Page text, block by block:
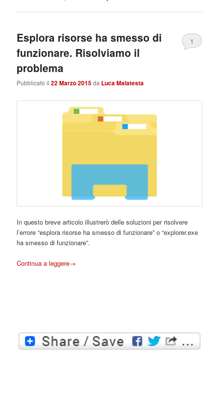
Esplora risorse ha smesso di
funzionare. Risolviamo il
problema
Pubblicato il22 Marzo 2015da Luca Malatesta
1
In questo breve articolo illustrerò delle soluzioni per risolvere
l’errore “esplora risorse ha smesso di funzionare” o “explorer.exe
ha smesso di funzionare”.
Continua a leggere→